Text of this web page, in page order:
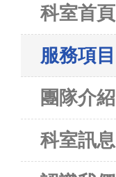
科室首頁
服務項目
團隊介紹
科室訊息